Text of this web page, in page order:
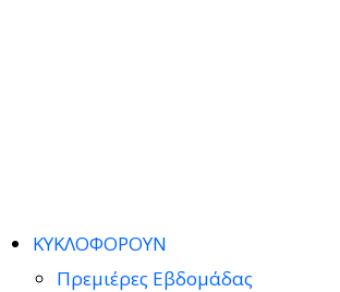
ΚΥΚΛΟΦΟΡΟΥΝ
Πρεμιέρες Εβδομάδας